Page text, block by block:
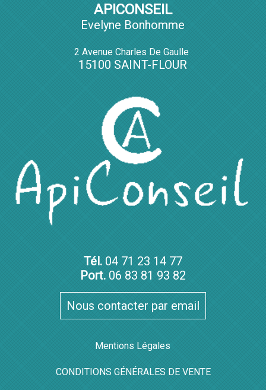
APICONSEIL
Evelyne Bonhomme
2 Avenue Charles De Gaulle
15100 SAINT-FLOUR
Tél.04 71 23 14 77
Port.06 83 81 93 82
Nous contacter par email
Mentions Légales
CONDITIONS GÉNÉRALES DE VENTE